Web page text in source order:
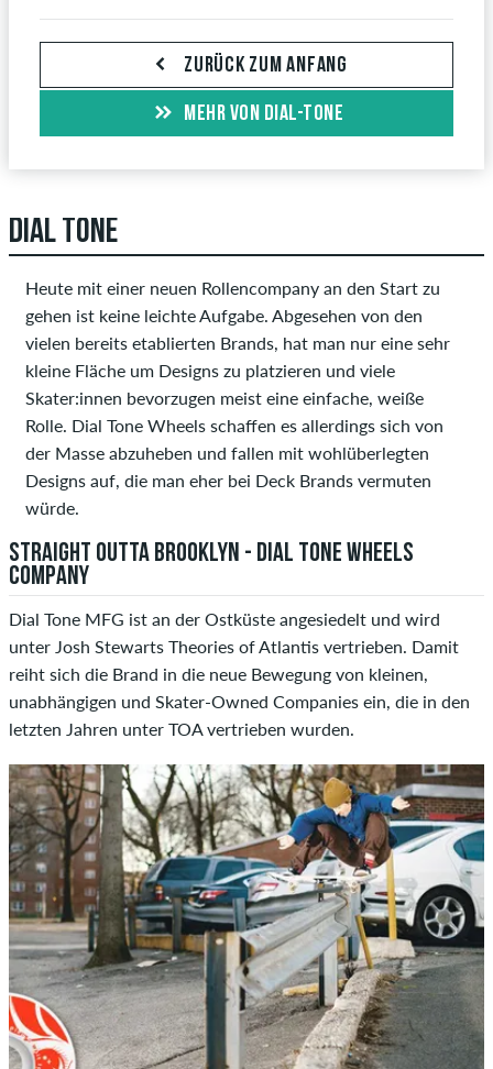
ZURÜCK ZUM ANFANG
MEHR VON DIAL-TONE
DIAL TONE
Heute mit einer neuen Rollencompany an den Start zu
gehen ist keine leichte Aufgabe. Abgesehen von den
vielen bereits etablierten Brands, hat man nur eine sehr
kleine Fläche um Designs zu platzieren und viele
Skater:innen bevorzugen meist eine einfache, weiße
Rolle. Dial Tone Wheels schaffen es allerdings sich von
der Masse abzuheben und fallen mit wohlüberlegten
Designs auf, die man eher bei Deck Brands vermuten
würde.
STRAIGHT OUTTA BROOKLYN - DIAL TONE WHEELS
COMPANY
Dial Tone MFG ist an der Ostküste angesiedelt und wird
unter Josh Stewarts Theories of Atlantis vertrieben. Damit
reiht sich die Brand in die neue Bewegung von kleinen,
unabhängigen und Skater-Owned Companies ein, die in den
letzten Jahren unter TOA vertrieben wurden.